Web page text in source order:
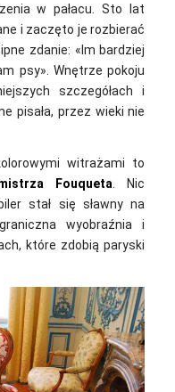
w pałacu. Sto lat
i zaczęto je rozbierać
zdanie: «Im bardziej
psy». Wnętrze pokoju
szczegółach i
pisała, przez wieki nie
witrażami to
Fouqueta . Nic
stał się sławny na
wyobraźnia i
które zdobią paryski